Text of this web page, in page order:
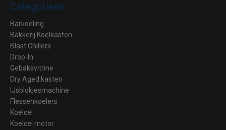
Categorieën
Barkoeling
Bakkerij Koelkasten
Blast Chillers
Drop-In
Gebaksvitrine
Dry Aged kasten
IJsblokjesmachine
Flessenkoelers
Koelcel
Koelcel motor